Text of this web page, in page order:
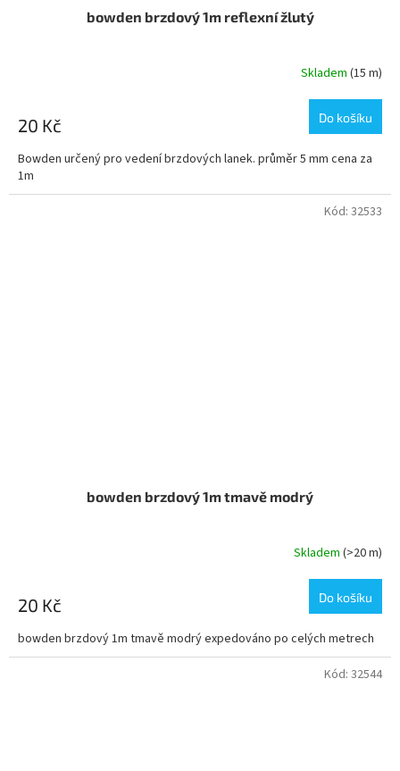
bowden brzdový 1m reflexní žlutý
Skladem (15 m)
20 Kč Do košíku
Bowden určený pro vedení brzdových lanek. průměr 5 mm cena za
1m
bowden brzdový 1m tmavě modrý
Skladem (>20 m)
20 Kč Do košíku
bowden brzdový 1m tmavě modrý expedováno po celých metrech
Kód: 32533
Kód: 32544